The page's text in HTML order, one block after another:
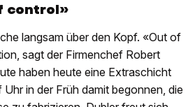
control»
langsam über den Kopf. «Out of
sagt der Firmenchef Robert
haben heute eine Extraschicht
in der Früh damit begonnen, die